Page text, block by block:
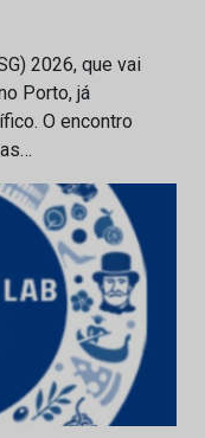
2026, que vai
Porto, já
O encontro